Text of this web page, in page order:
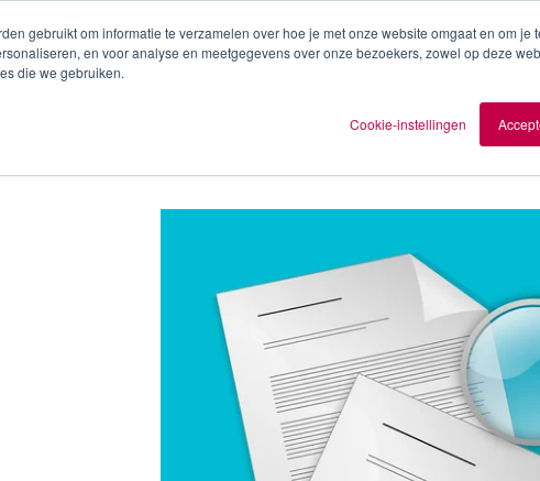
gebruikt om informatie te verzamelen over hoe je met onze website omgaat en om je
en voor analyse en meetgegevens over onze bezoekers, zowel op deze
die we gebruiken.
Cookie-instellingen